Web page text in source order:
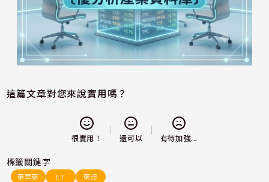
這篇文章對您來說實用嗎？
很實用！ 還可以 有待加強...
標籤關鍵字
藥華藥 ET 藥證